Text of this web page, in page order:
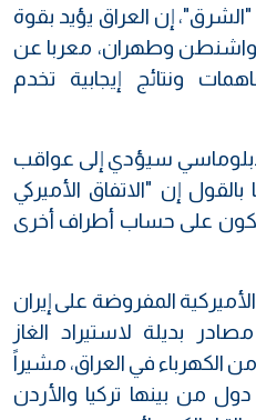
إن العراق يؤيد بقوة
واشنطن وطهران، معربا عن
ونتائج إيجابية تخدم
سيؤدي إلى عواقب
إن "الاتفاق الأميركي
يكون على حساب أطراف أخرى
المفروضة على إيران
بديلة لاستيراد الغاز
الذي يغذي نحو 33% من الكهرباء في العراق، مشيراً
من بينها تركيا والأردن